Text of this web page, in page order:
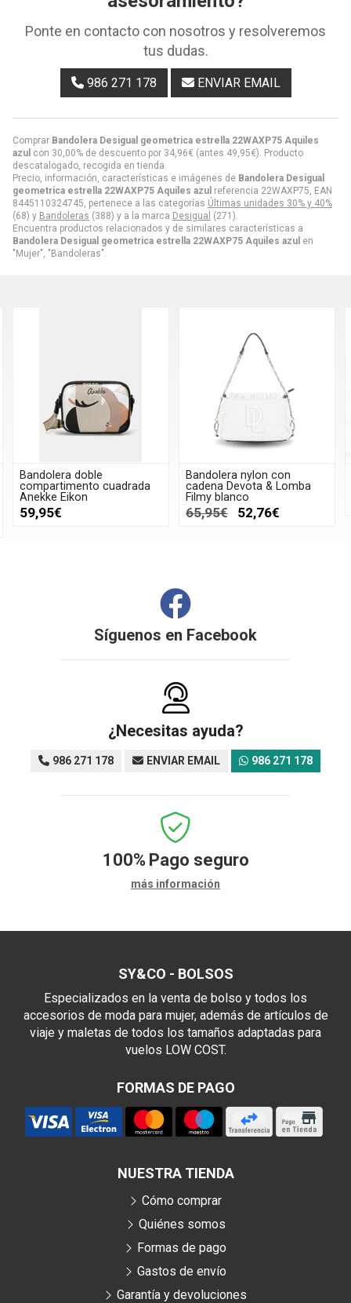
Comprar Bandolera Desigual geometrica estrella 22WAXP75 Aquiles
azul con 30,00% de descuento por 34,96€ (antes 49,95€). Producto
descatalogado, recogida en tienda.
Precio, información, características e imágenes de Bandolera Desigual
geometrica estrella 22WAXP75 Aquiles azul referencia 22WAXP75, EAN
8445110324745, pertenece a las categorías Últimas unidades 30% y 40%
(68) y Bandoleras (388) y a la marca Desigual (271).
Encuentra productos relacionados y de similares características a
Bandolera Desigual geometrica estrella 22WAXP75 Aquiles azul en
"Mujer", "Bandoleras".
Ponte en contacto con nosotros y resolveremos
tus dudas.
986 271 178 ENVIAR EMAIL
Bandolera nylon con
cadena Devota & Lomba
Filmy blanco
Bandolera nylon
Lomba Border negra
49,95€
Síguenos en Facebook
¿Necesitas ayuda?
986 271 178 ENVIAR EMAIL 986 271 178
100% Pago seguro
más información
SY&CO - BOLSOS
Especializados en la venta de bolso y todos los
accesorios de moda para mujer, además de artículos de
viaje y maletas de todos los tamaños adaptadas para
vuelos LOW COST.
FORMAS DE PAGO
NUESTRA TIENDA
Cómo comprar
Quiénes somos
Formas de pago
Gastos de envío
Garantía y devoluciones